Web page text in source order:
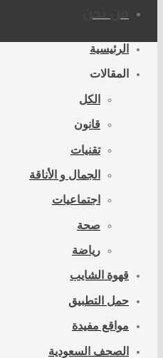
من نحن
الرئيسية
المقالات
الكل
قانون
تقنيات
الجمال و الأناقة
اجتماعيات
صحة
رياضة
قهوة الشايب
حمل التطبيق
مواقع مفيدة
الصحف السعودية